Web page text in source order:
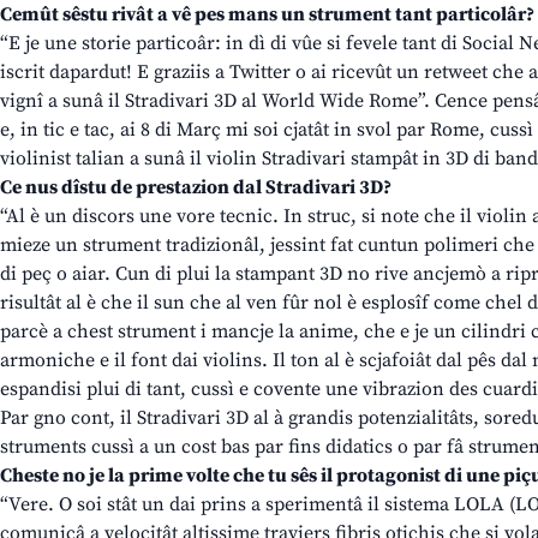
Cemût sêstu rivât a vê pes mans un strument tant particolâr?
“E je une storie particoâr: in dì di vûe si fevele tant di Social
iscrit dapardut! E graziis a Twitter o ai ricevût un retweet che
vignî a sunâ il Stradivari 3D al World Wide Rome”. Cence
e, in tic e tac, ai 8 di Març mi soi cjatât in svol par Rome,
violinist talian a sunâ il violin Stradivari stampât in 3D di
Ce nus dîstu de prestazion dal Stradivari 3D?
“Al è un discors une vore tecnic. In struc, si note che il violin
mieze un strument tradizionâl, jessint fat cuntun polimeri
di peç o aiar. Cun di plui la stampant 3D no rive ancjemò a
risultât al è che il sun che al ven fûr nol è esplosîf come chel
parcè a chest strument i mancje la anime, che e je un cilindri
armoniche e il font dai violins. Il ton al è scjafoiât dal pês dal
espandisi plui di tant, cussì e covente une vibrazion des
Par gno cont, il Stradivari 3D al à grandis potenzialitâts,
struments cussì a un cost bas par fins didatics o par fâ
Cheste no je la prime volte che tu sês il protagonist di une
“Vere. O soi stât un dai prins a sperimentâ il sistema LOLA